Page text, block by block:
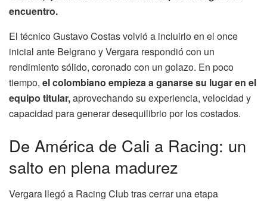
encuentro.
El técnico Gustavo Costas volvió a incluirlo en el once
inicial ante Belgrano y Vergara respondió con un
rendimiento sólido, coronado con un golazo. En poco
tiempo, el colombiano empieza a ganarse su lugar en el
equipo titular,aprovechando su experiencia, velocidad y
capacidad para generar desequilibrio por los costados.
De América de Cali a Racing: un
salto en plena madurez
Vergara llegó a Racing Club tras cerrar una etapa